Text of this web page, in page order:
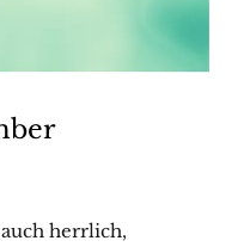
herrlich,